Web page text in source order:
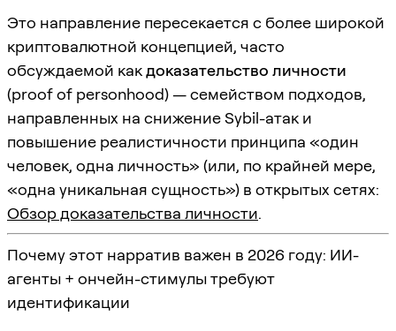
Это направление пересекается с более широкой
криптовалютной концепцией, часто
обсуждаемой какдоказательство личности
(proof of personhood) — семейством подходов,
направленных на снижение Sybil-атак и
повышение реалистичности принципа «один
человек, одна личность» (или, по крайней мере,
«одна уникальная сущность») в открытых сетях:
Обзор доказательства личности.
Почему этот нарратив важен в 2026 году: ИИ-
агенты + ончейн-стимулы требуют
идентификации